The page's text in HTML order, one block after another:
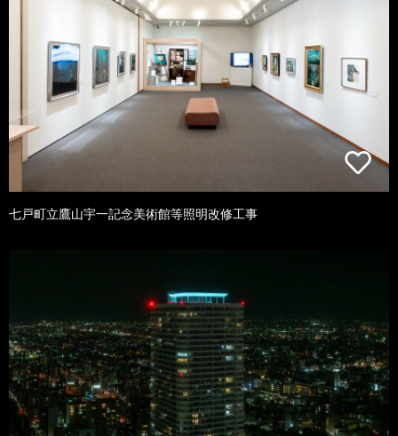
七戸町立鷹山宇一記念美術館等照明改修工事